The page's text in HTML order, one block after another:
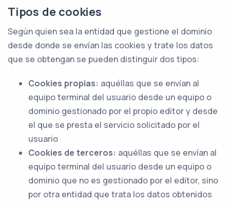
Tipos de cookies
Según quien sea la entidad que gestione el dominio
desde donde se envían las cookies y trate los datos
que se obtengan se pueden distinguir dos tipos:
Cookies propias: aquéllas que se envían al
equipo terminal del usuario desde un equipo o
dominio gestionado por el propio editor y desde
el que se presta el servicio solicitado por el
usuario
Cookies de terceros: aquéllas que se envían al
equipo terminal del usuario desde un equipo o
dominio que no es gestionado por el editor, sino
por otra entidad que trata los datos obtenidos